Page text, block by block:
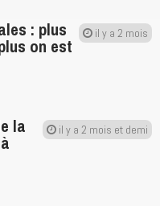
il y a 2 mois
: plus
on est
il y a 2 mois et demi
la